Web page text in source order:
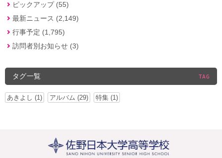
ピックアップ (55)
最新ニュース (2,149)
行事予定 (1,795)
訪問者別お知らせ (3)
タグ一覧 TAG
あきよし (1) アルバム (29) 特集 (1)